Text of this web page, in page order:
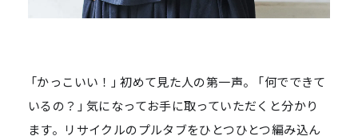
「かっこいい！」初めて見た人の第一声。「何でできて
いるの？」気になってお手に取っていただくと分かり
ます。リサイクルのプルタブをひとつひとつ編み込ん